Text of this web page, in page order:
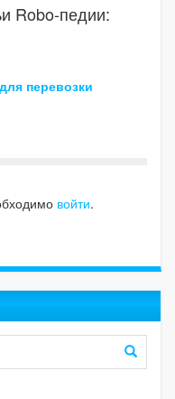
Robo-педии:
перевозки
войти.